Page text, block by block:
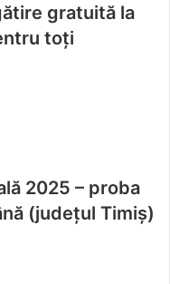
gratuită la
toți
2025 – proba
(județul Timiș)